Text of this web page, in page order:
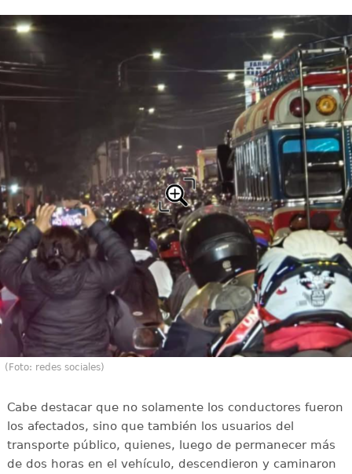
(Foto: redes sociales)
Cabe destacar que no solamente los conductores fueron
los afectados, sino que también los usuarios del
transporte público, quienes, luego de permanecer más
de dos horas en el vehículo, descendieron y caminaron